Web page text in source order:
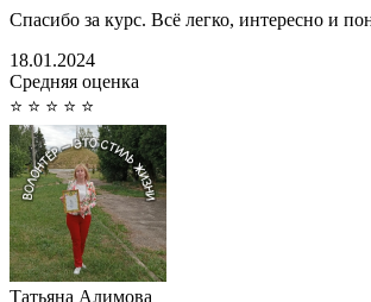
Спасибо за курс. Всё легко, интересно и
18.01.2024
Cредняя оценка
⭐ ⭐ ⭐ ⭐ ⭐
Татьяна Алимова